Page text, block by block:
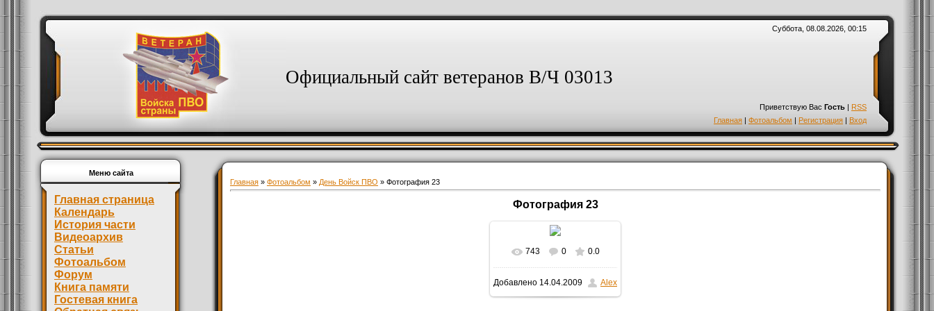
Суббота, 08.08.2026, 00:15
Официальный сайт ветеранов В/Ч 03013
Приветствую Вас Гость | RSS
Главная | Фотоальбом | Регистрация | Вход
Меню сайта
Главная страница
Календарь
История части
Видеоархив
Статьи
Фотоальбом
Форум
Книга памяти
Гостевая книга
Главная » Фотоальбом » День Войск ПВО » Фотография 23
Фотография 23
В реальном размере
3072x2304 / 245.3Kb
743 0 0.0
Добавлено 14.04.2009 Alex